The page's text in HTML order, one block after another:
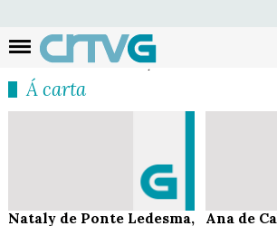
Á carta
Nataly de Ponte Ledesma,
Ana de